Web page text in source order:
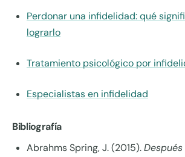
Perdonar una infidelidad: qué
lograrlo
Tratamiento psicológico por
Especialistas en infidelidad
Bibliografía
Abrahms Spring, J. (2015).